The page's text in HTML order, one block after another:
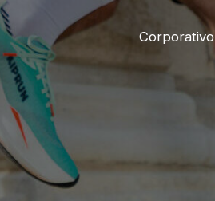
Corporativo